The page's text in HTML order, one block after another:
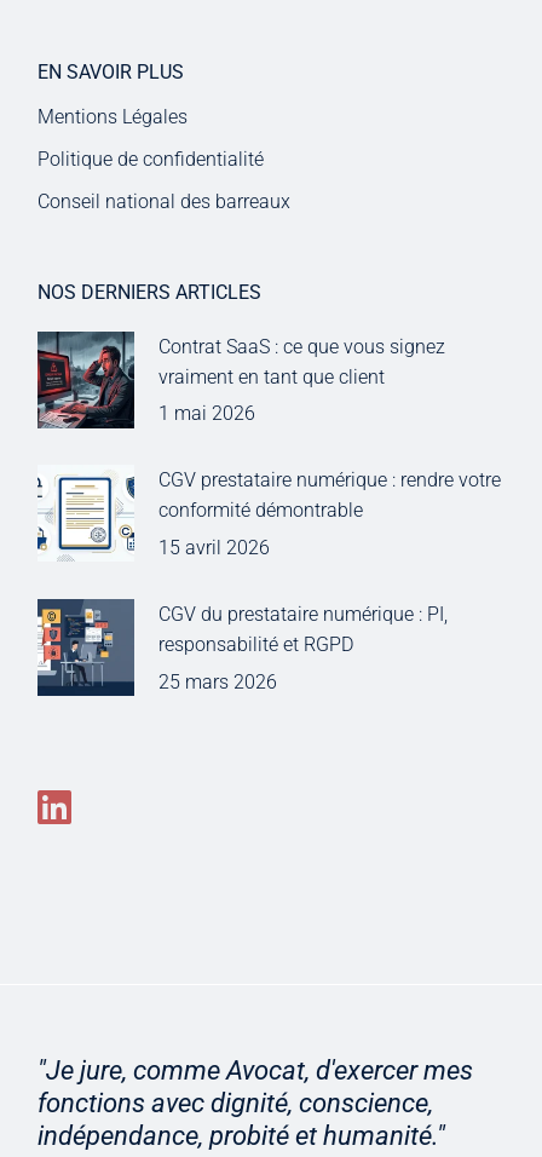
EN SAVOIR PLUS
Mentions Légales
Politique de confidentialité
Conseil national des barreaux
NOS DERNIERS ARTICLES
Contrat SaaS : ce que vous signez
vraiment en tant que client
1 mai 2026
CGV prestataire numérique : rendre votre
conformité démontrable
15 avril 2026
CGV du prestataire numérique : PI,
responsabilité et RGPD
25 mars 2026
"Je jure, comme Avocat, d'exercer mes
fonctions avec dignité, conscience,
indépendance, probité et humanité."